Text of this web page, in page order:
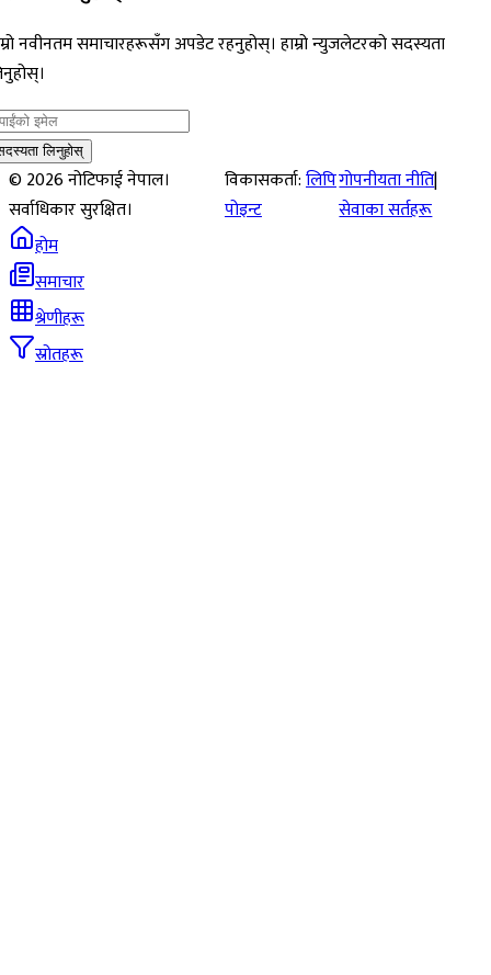
नवीनतम समाचारहरूसँग अपडेट रहनुहोस्। हाम्रो न्युजलेटरको सदस्यता
लिनुहोस्
©2026नोटिफाई नेपाल।
सर्वाधिकार सुरक्षित।
विकासकर्ता:लिपि
पोइन्ट
गोपनीयता नीति|
सेवाका सर्तहरू
होम
समाचार
श्रेणीहरू
स्रोतहरू